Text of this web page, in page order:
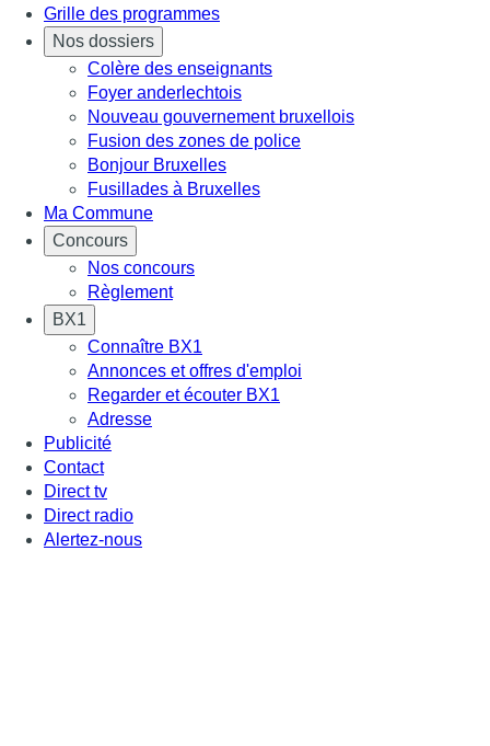
Grille des programmes
Nos dossiers
Colère des enseignants
Foyer anderlechtois
Nouveau gouvernement bruxellois
Fusion des zones de police
Bonjour Bruxelles
Fusillades à Bruxelles
Ma Commune
Concours
Nos concours
Règlement
BX1
Connaître BX1
Annonces et offres d'emploi
Regarder et écouter BX1
Adresse
Publicité
Contact
Direct tv
Direct radio
Alertez-nous